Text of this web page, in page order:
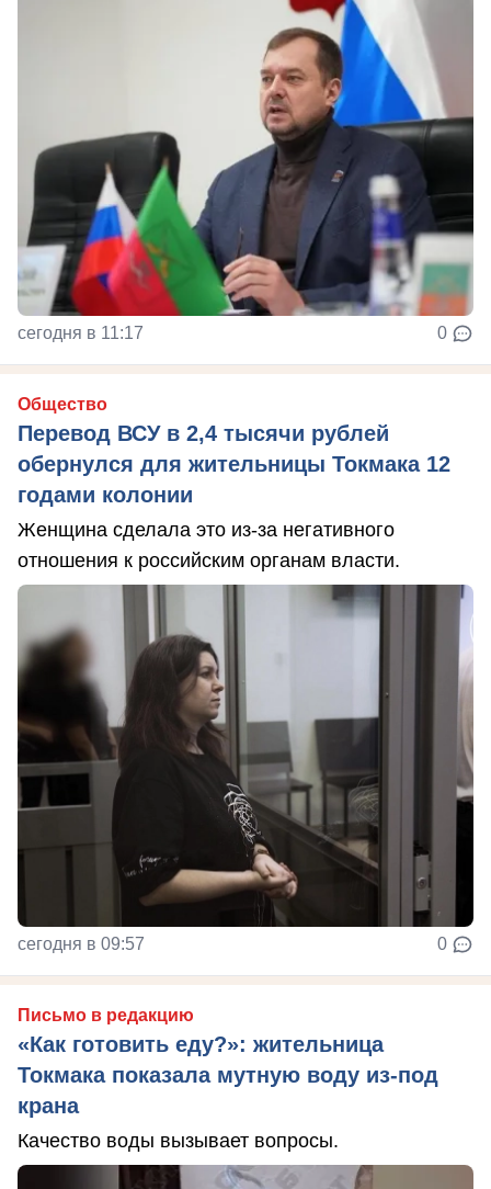
сегодня в 11:17 0
Общество
Перевод ВСУ в 2,4 тысячи рублей
обернулся для жительницы Токмака 12
годами колонии
Женщина сделала это из-за негативного
отношения к российским органам власти.
сегодня в 09:57 0
Письмо в редакцию
«Как готовить еду?»: жительница
Токмака показала мутную воду из-под
крана
Качество воды вызывает вопросы.